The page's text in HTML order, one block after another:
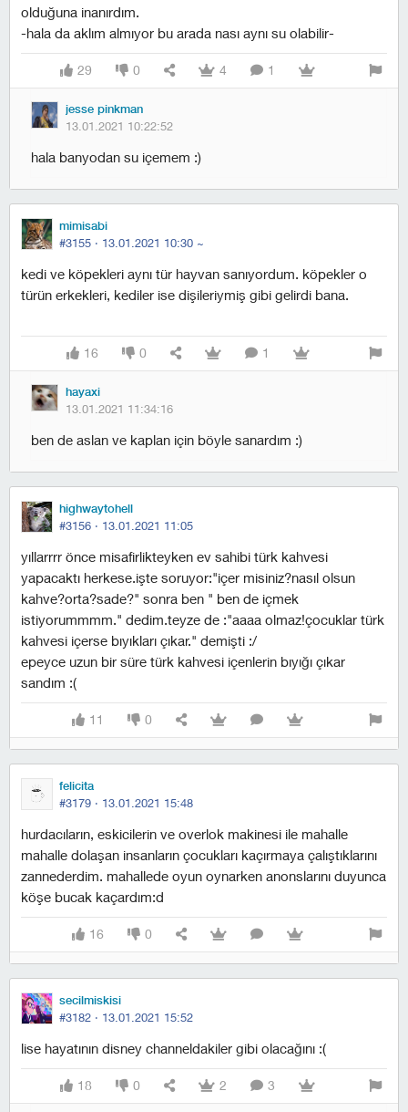
olduğuna inanırdım.
-hala da aklım almıyor bu arada nası aynı su olabilir-
29 0 4 1
jesse pinkman
13.01.2021 10:22:52
hala banyodan su içemem :)
mimisabi
#3155 · 13.01.2021 10:30 ~
kedi ve köpekleri aynı tür hayvan sanıyordum. köpekler o
türün erkekleri, kediler ise dişileriymiş gibi gelirdi bana.
16 0 1
hayaxi
13.01.2021 11:34:16
ben de aslan ve kaplan için böyle sanardım :)
highwaytohell
#3156 · 13.01.2021 11:05
yıllarrrr önce misafirlikteyken ev sahibi türk kahvesi
yapacaktı herkese.işte soruyor:"içer misiniz?nasıl olsun
kahve?orta?sade?" sonra ben " ben de içmek
istiyorummmm." dedim.teyze de :"aaaa olmaz!çocuklar türk
kahvesi içerse bıyıkları çıkar." demişti :/
epeyce uzun bir süre türk kahvesi içenlerin bıyığı çıkar
sandım :(
11 0
felicita
#3179 · 13.01.2021 15:48
hurdacıların, eskicilerin ve overlok makinesi ile mahalle
mahalle dolaşan insanların çocukları kaçırmaya çalıştıklarını
zannederdim. mahallede oyun oynarken anonslarını duyunca
köşe bucak kaçardım:d
16 0
secilmiskisi
#3182 · 13.01.2021 15:52
lise hayatının disney channeldakiler gibi olacağını :(
18 0 2 3